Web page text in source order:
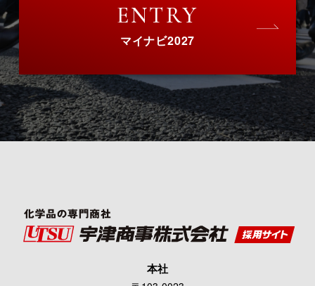
ENTRY
マイナビ2027
本社